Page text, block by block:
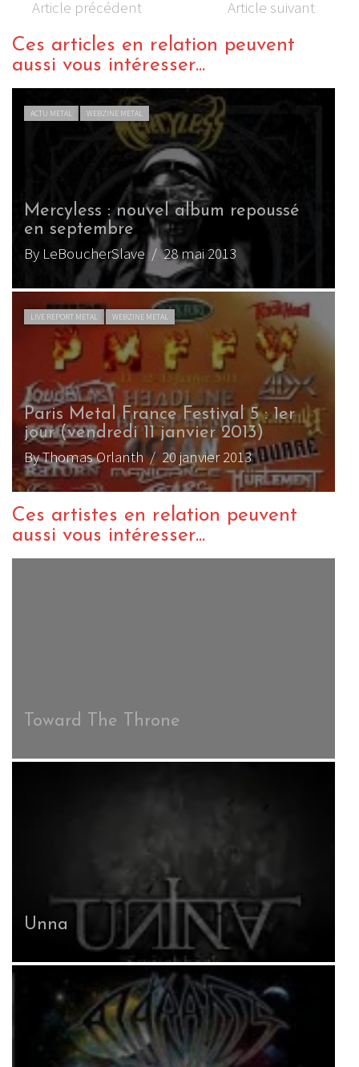
Article précédent Article suivant
Ces articles en relation peuvent
aussi vous intéresser...
ACTU METAL WEBZINE METAL
Mercyless : nouvel album repoussé
en septembre
By LeBoucherSlave/ 28 mai 2013
LIVE REPORT METAL WEBZINE METAL
Paris Metal France Festival 5 : 1er
jour (vendredi 11 janvier 2013)
By Thomas Orlanth/ 20 janvier 2013
Ces artistes en relation peuvent
aussi vous intéresser...
Toward The Throne
Unna